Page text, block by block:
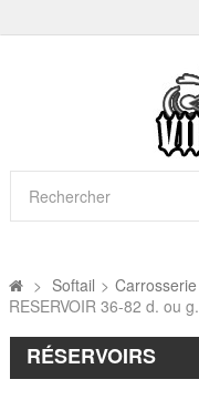
> Softail > Carrosserie
RESERVOIR 36-82 d. ou g.
RÉSERVOIRS